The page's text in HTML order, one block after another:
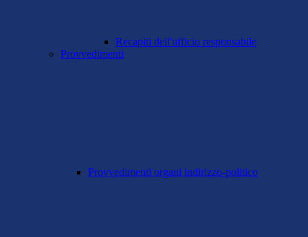
Recapiti dell'ufficio responsabile
Provvedimenti
Provvedimenti organi indirizzo-politico